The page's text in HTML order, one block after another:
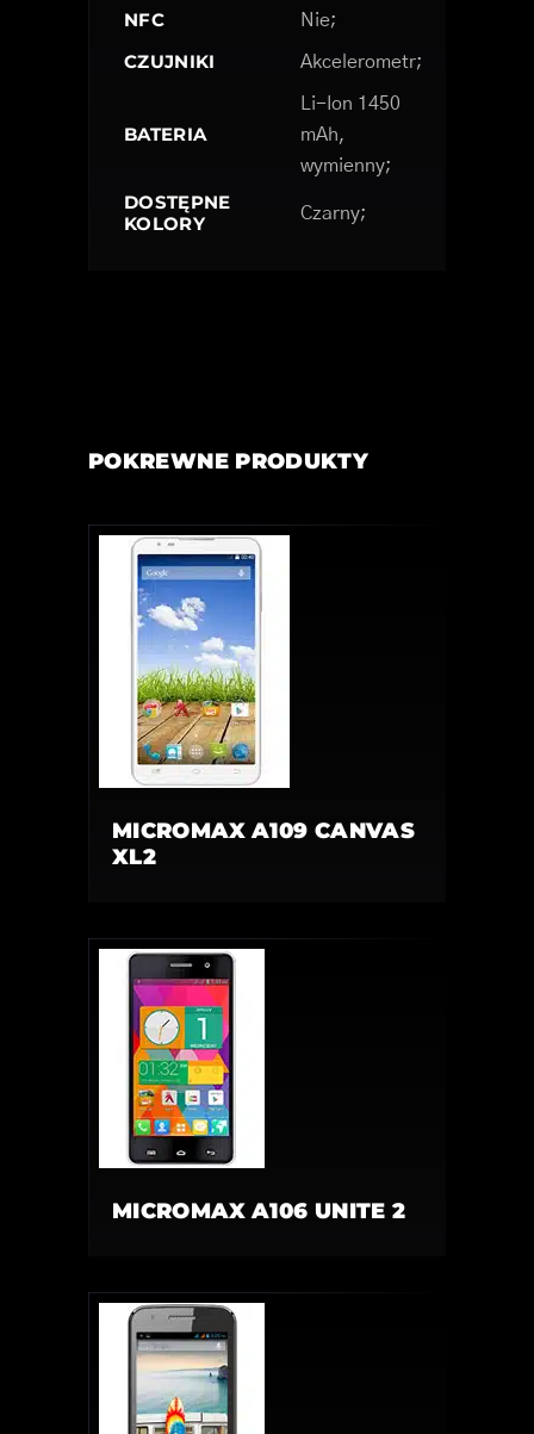
NFC Nie;
CZUJNIKI Akcelerometr;
BATERIA
Li-Ion 1450
mAh,
wymienny;
DOSTĘPNE
KOLORY
Czarny;
POKREWNE PRODUKTY
MICROMAX A109 CANVAS
XL2
MICROMAX A106 UNITE 2